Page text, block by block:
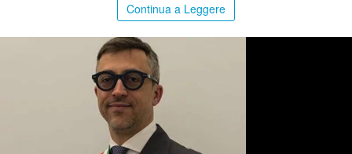
Continua a Leggere